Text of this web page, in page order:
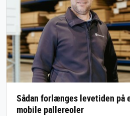
Sådan forlænges levetiden på
mobile pallereoler